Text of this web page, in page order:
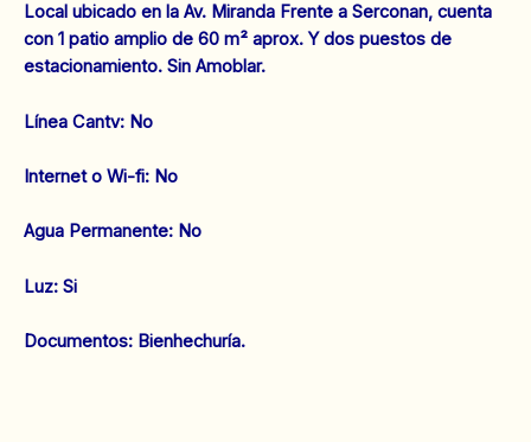
Local ubicado en la Av. Miranda Frente a Serconan, cuenta
con 1 patio amplio de 60 m² aprox. Y dos puestos de
estacionamiento. Sin Amoblar.
‌Línea Cantv: No
Internet o Wi-fi: No
‌Agua Permanente: No
‌Luz: Si
‌Documentos: Bienhechuría.